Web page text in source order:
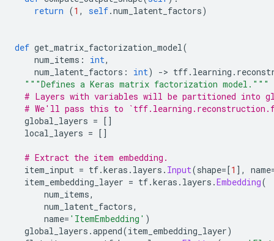
return (1 , self.num_latent_factors)
def get_matrix_factorization_model (
num_items : int,
num_latent_factors : int) -> tff. learning .
"""Defines a Keras matrix factorization model."""
# Layers with variables will be partitioned into
# We'll pass this to
global_layers = []
local_layers = []
# Extract the item embedding.
item_input = tf.keras . layers . Input(shape=[1 ], name
item_embedding_layer = tf.keras . layers .Embedding(
num_items,
num_latent_factors,
name= 'ItemEmbedding' )
global_layers .append(item_embedding_layer)